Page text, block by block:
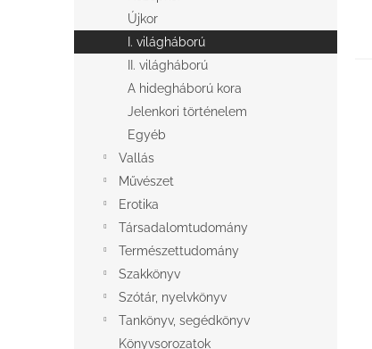
Újkor
I. világháború
II. világháború
A hidegháború kora
Jelenkori történelem
Egyéb
Vallás
Művészet
Erotika
Társadalomtudomány
Természettudomány
Szakkönyv
Szótár, nyelvkönyv
Tankönyv, segédkönyv
Könyvsorozatok